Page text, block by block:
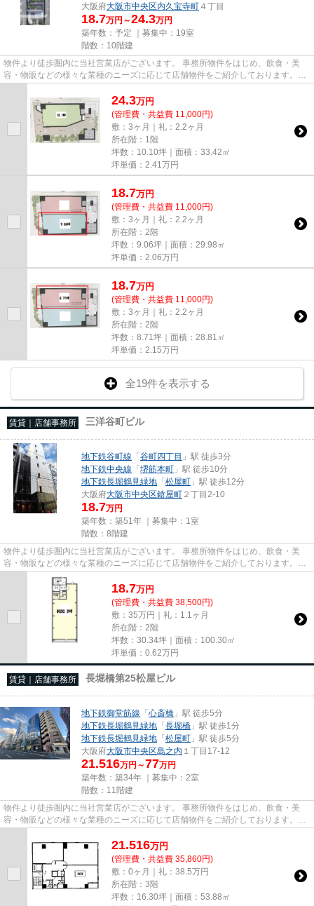
大阪府大阪市中央区内久宝寺町 ４丁目
18.7万円～24.3万円
築年数：予定 ｜募集中： 19室
階数：10階建
物件より徒歩圏内に当社営業店がございます。 事務所物件をはじめ、飲食・美
容・物販などの様々な業種のニーズに応じて店舗物件をご紹介しております。
尚、弊社ではおとり広告は一切...
24.3万円
(管理費・共益費 11,000円)
敷：3ヶ月｜礼：2.2ヶ月
所在階：1階
坪数：10.10坪｜面積：33.42㎡
坪単価： 2.41 万円
18.7万円
(管理費・共益費 11,000円)
敷：3ヶ月｜礼：2.2ヶ月
所在階：2階
坪数：9.06坪｜面積：29.98㎡
坪単価： 2.06万円
18.7万円
(管理費・共益費 11,000円)
敷：3ヶ月｜礼：2.2ヶ月
所在階：2階
坪数：8.71坪｜面積：28.81㎡
坪単価： 2.15万円
全19件を表示する
賃貸｜店舗事務所 三洋谷町ビル
地下鉄谷町線 「谷町四丁目 」駅 徒歩3分
地下鉄中央線 「堺筋本町 」駅 徒歩10分
地下鉄長堀鶴見緑地 「松屋町 」駅 徒歩12分
大阪府大阪市中央区鎗屋町 ２丁目2-10
18.7万円
築年数：築51年 ｜募集中： 1室
階数：8階建
物件より徒歩圏内に当社営業店がございます。 事務所物件をはじめ、飲食・美
容・物販などの様々な業種のニーズに応じて店舗物件をご紹介しております。
尚、弊社ではおとり広告は一切...
18.7万円
(管理費・共益費 38,500円)
敷：35万円｜礼：1.1ヶ月
所在階：2階
坪数：30.34坪｜面積：100.30㎡
坪単価： 0.62万円
賃貸｜店舗事務所 長堀橋第25松屋ビル
地下鉄御堂筋線 「心斎橋 」駅 徒歩5分
地下鉄長堀鶴見緑地 「長堀橋 」駅 徒歩1分
地下鉄長堀鶴見緑地 「松屋町 」駅 徒歩5分
大阪府大阪市中央区島之内 １丁目17-12
21.516万円～77万円
築年数：築34年 ｜募集中： 2室
階数：11階建
物件より徒歩圏内に当社営業店がございます。 事務所物件をはじめ、飲食・美
容・物販などの様々な業種のニーズに応じて店舗物件をご紹介しております。
尚、弊社ではおとり広告は一切...
21.516万円
(管理費・共益費 35,860円)
敷：0ヶ月｜礼：38.5万円
所在階：3階
坪数：16.30坪｜面積：53.88㎡